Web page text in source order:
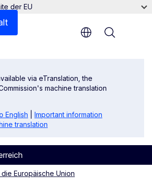
der EU
via eTranslation, the
machine translation
English
Important information
translation
Europäische Union